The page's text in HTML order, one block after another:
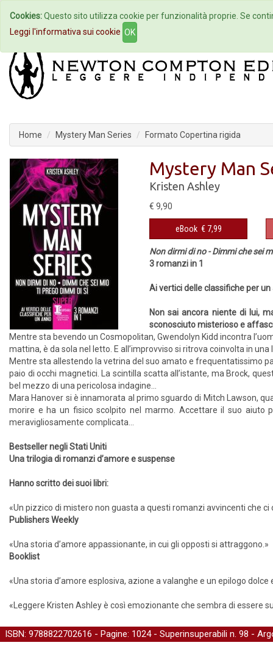
Home Autori Eventi
Home Mystery Man Series Formato Copertina rigida
Mystery Man
Kristen Ashley
€ 9,90
eBook € 7,99
Non dirmi di no - Dimmi che sei
3 romanzi in 1
Ai vertici delle classifiche per un
Non sai ancora niente di lui,
sconosciuto misterioso e
Mentre sta bevendo un Cosmopolitan, Gwendolyn Kidd incontra
mattina, è da sola nel letto. E all’improvviso si ritrova coinvolta in
Mentre sta allestendo la vetrina del suo amato e frequentatissimo
paio di occhi magnetici. La scintilla scatta all’istante, ma Brock,
bel mezzo di una pericolosa indagine…
Mara Hanover si è innamorata al primo sguardo di Mitch Lawson,
morire e ha un fisico scolpito nel marmo. Accettare il suo aiuto
meravigliosamente complicata…
Bestseller negli Stati Uniti
Una trilogia di romanzi d’amore e suspense
Hanno scritto dei suoi libri:
«Un pizzico di mistero non guasta a questi romanzi avvincenti che
Publishers Weekly
«Una storia d’amore appassionante, in cui gli opposti si attraggono.»
Booklist
«Una storia d’amore esplosiva, azione a valanghe e un epilogo
«Leggere Kristen Ashley è così emozionante che sembra di essere
ISBN: 9788822702616 - Pagine: 1024 - Superinsuperabili n. 98 -
Cookies:Questo sito utilizza cookie per funzionalità proprie. Se
Leggi l'informativa sui cookie OK